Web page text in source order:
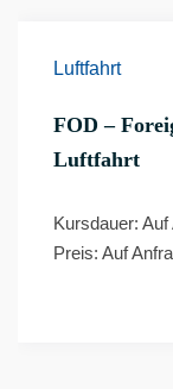
Luftfahrt
FOD –
Luftfahrt
Kursdauer: Auf
Preis: Auf